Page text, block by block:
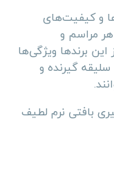
و کیفیت‌های
هر مراسم و
برندها ویژگی‌ها
گیرنده و